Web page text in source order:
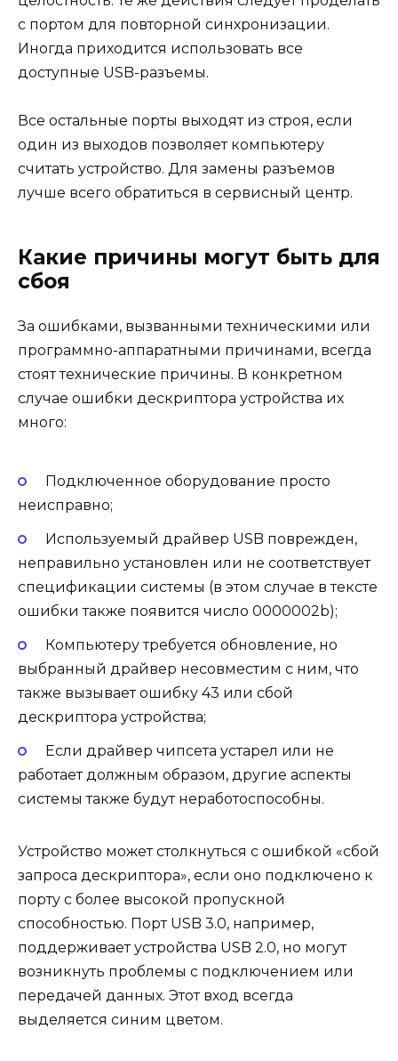
с портом для повторной синхронизации.
Иногда приходится использовать все
доступные USB-разъемы.
Все остальные порты выходят из строя, если
один из выходов позволяет компьютеру
считать устройство. Для замены разъемов
лучше всего обратиться в сервисный центр.
Какие причины могут быть для
сбоя
За ошибками, вызванными техническими или
программно-аппаратными причинами, всегда
стоят технические причины. В конкретном
случае ошибки дескриптора устройства их
много:
Подключенное оборудование просто
неисправно;
Используемый драйвер USB поврежден,
неправильно установлен или не соответствует
спецификации системы (в этом случае в тексте
ошибки также появится число 0000002b);
Компьютеру требуется обновление, но
выбранный драйвер несовместим с ним, что
также вызывает ошибку 43 или сбой
дескриптора устройства;
Если драйвер чипсета устарел или не
работает должным образом, другие аспекты
системы также будут неработоспособны.
Устройство может столкнуться с ошибкой «сбой
запроса дескриптора», если оно подключено к
порту с более высокой пропускной
способностью. Порт USB 3.0, например,
поддерживает устройства USB 2.0, но могут
возникнуть проблемы с подключением или
передачей данных. Этот вход всегда
выделяется синим цветом.